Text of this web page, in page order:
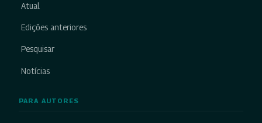
Atual
Edições anteriores
Pesquisar
Notícias
PARA AUTORES